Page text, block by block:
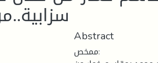
Abstract
ممخص: